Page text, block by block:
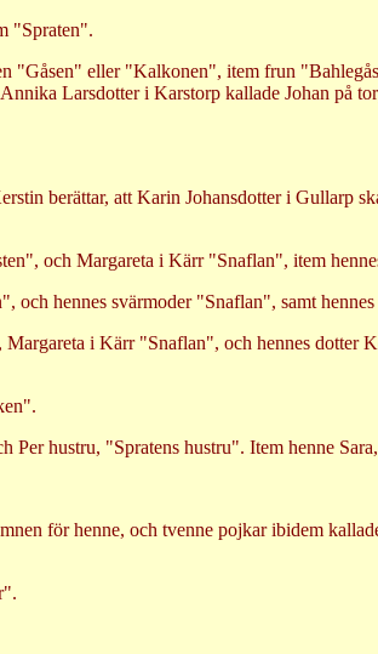
"Spraten".
"Gåsen" eller "Kalkonen", item frun
Larsdotter i Karstorp kallade Johan på
berättar, att Karin Johansdotter i Gullarp
och Margareta i Kärr "Snaflan", item
och hennes svärmoder "Snaflan", samt
i Kärr "Snaflan", och hennes dotter
Per hustru, "Spratens hustru". Item henne
för henne, och tvenne pojkar ibidem